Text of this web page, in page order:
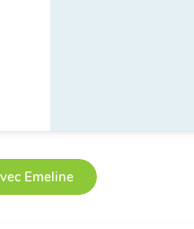
Emeline